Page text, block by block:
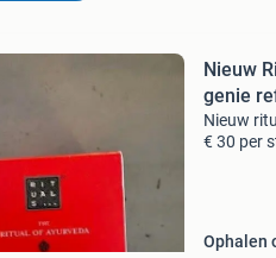
Nieuw
genie
Nieuw
€ 30 per
Ophalen